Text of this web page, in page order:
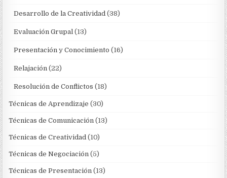
Desarrollo de la Creatividad (38)
Evaluación Grupal (13)
Presentación y Conocimiento (16)
Relajación (22)
Resolución de Conflictos (18)
Técnicas de Aprendizaje (30)
Técnicas de Comunicación (13)
Técnicas de Creatividad (10)
Técnicas de Negociación (5)
Técnicas de Presentación (13)